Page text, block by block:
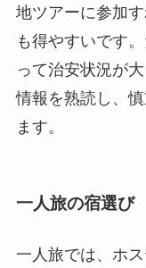
地ツアーに参加
も得やすいです
って治安状況が
情報を熟読し、
ます。
一人旅の宿選び
一人旅では、ホ